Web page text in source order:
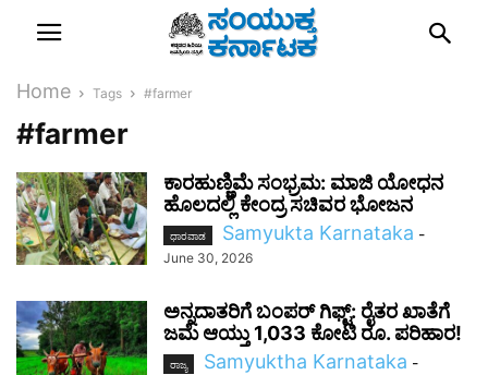
Home Tags #farmer
#farmer
ಕಾರಹುಣ್ಣಿಮೆ ಸಂಭ್ರಮ: ಮಾಜಿ ಯೋಧನ
ಹೊಲದಲ್ಲಿ ಕೇಂದ್ರ ಸಚಿವರ ಭೋಜನ
ಧಾರವಾಡ Samyukta Karnataka -
June 30, 2026
ಅನ್ನದಾತರಿಗೆ ಬಂಪರ್ ಗಿಫ್ಟ್: ರೈತರ ಖಾತೆಗೆ
ಜಮೆ ಆಯ್ತು 1,033 ಕೋಟಿ ರೂ. ಪರಿಹಾರ!
ರಾಜ್ಯ Samyuktha Karnataka -